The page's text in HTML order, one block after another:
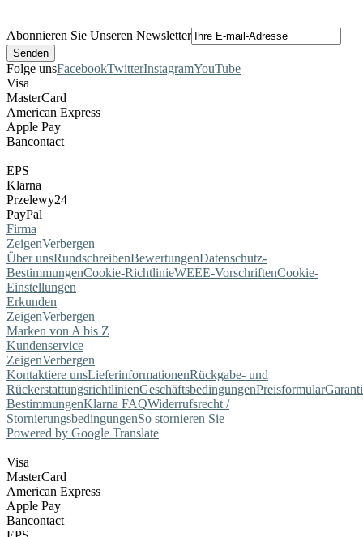
Abonnieren Sie Unseren Newsletter
Folge unsFacebookTwitterInstagramYouTube
Visa
MasterCard
American Express
Apple Pay
Bancontact
EPS
Klarna
Przelewy24
PayPal
Firma
ZeigenVerbergen
Über unsRundschreibenBewertungenDatenschutz-
BestimmungenCookie-RichtlinieWEEE-VorschriftenCookie-
Einstellungen
Erkunden
ZeigenVerbergen
Marken von A bis Z
Kundenservice
ZeigenVerbergen
Kontaktiere unsLieferinformationenRückgabe- und
RückerstattungsrichtlinienGeschäftsbedingungenPreisformular
BestimmungenKlarna FAQWiderrufsrecht /
StornierungsbedingungenSo stornieren Sie
Powered by Google Translate
Visa
MasterCard
American Express
Apple Pay
Bancontact